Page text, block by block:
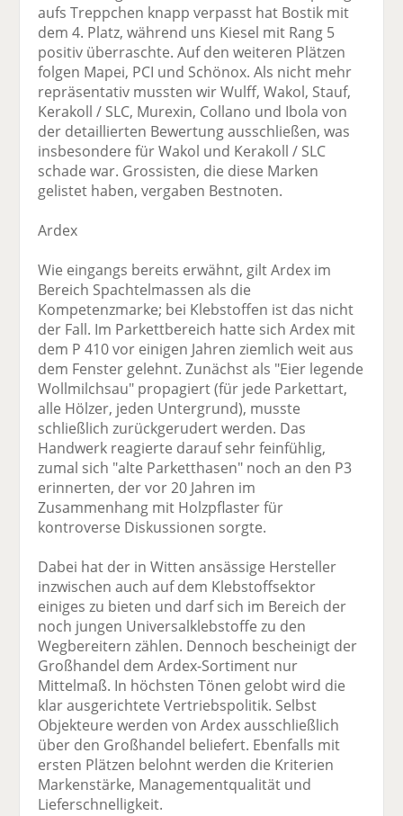
aufs Treppchen knapp verpasst hat Bostik mit
dem 4. Platz, während uns Kiesel mit Rang 5
positiv überraschte. Auf den weiteren Plätzen
folgen Mapei, PCI und Schönox. Als nicht mehr
repräsentativ mussten wir Wulff, Wakol, Stauf,
Kerakoll / SLC, Murexin, Collano und Ibola von
der detaillierten Bewertung ausschließen, was
insbesondere für Wakol und Kerakoll / SLC
schade war. Grossisten, die diese Marken
gelistet haben, vergaben Bestnoten.
Ardex
Wie eingangs bereits erwähnt, gilt Ardex im
Bereich Spachtelmassen als die
Kompetenzmarke; bei Klebstoffen ist das nicht
der Fall. Im Parkettbereich hatte sich Ardex mit
dem P 410 vor einigen Jahren ziemlich weit aus
dem Fenster gelehnt. Zunächst als "Eier legende
Wollmilchsau" propagiert (für jede Parkettart,
alle Hölzer, jeden Untergrund), musste
schließlich zurückgerudert werden. Das
Handwerk reagierte darauf sehr feinfühlig,
zumal sich "alte Parketthasen" noch an den P3
erinnerten, der vor 20 Jahren im
Zusammenhang mit Holzpflaster für
kontroverse Diskussionen sorgte.
Dabei hat der in Witten ansässige Hersteller
inzwischen auch auf dem Klebstoffsektor
einiges zu bieten und darf sich im Bereich der
noch jungen Universalklebstoffe zu den
Wegbereitern zählen. Dennoch bescheinigt der
Großhandel dem Ardex-Sortiment nur
Mittelmaß. In höchsten Tönen gelobt wird die
klar ausgerichtete Vertriebspolitik. Selbst
Objekteure werden von Ardex ausschließlich
über den Großhandel beliefert. Ebenfalls mit
ersten Plätzen belohnt werden die Kriterien
Markenstärke, Managementqualität und
Lieferschnelligkeit.